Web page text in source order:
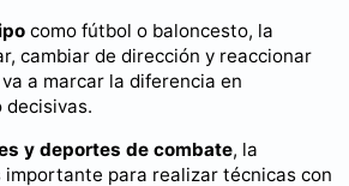
como fútbol o baloncesto, la
cambiar de dirección y reaccionar
a marcar la diferencia en
decisivas.
y deportes de combate, la
para realizar técnicas con